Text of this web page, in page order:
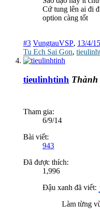
Cứ tung lên ai đi
option càng tốt
#3 VungtauVSP, 13/4/15
Tu Ech Sai Gon,
tieulinhtinh Thành
Tham gia:
6/9/14
Bài viết:
943
Đã được thích:
1,996
Đậu xanh đã viết:
Làm từng